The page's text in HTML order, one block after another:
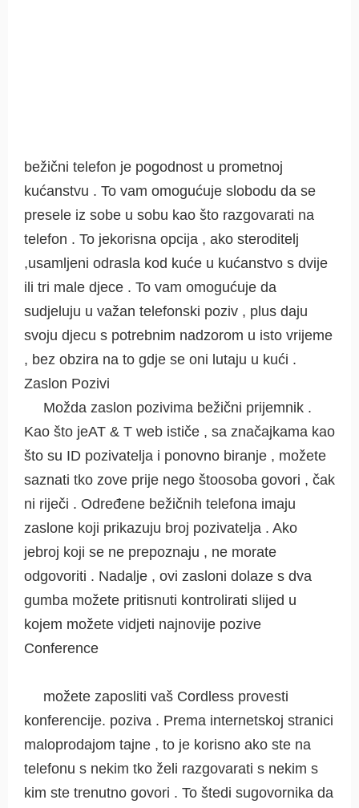
bežični telefon je pogodnost u prometnoj
kućanstvu . To vam omogućuje slobodu da se
presele iz sobe u sobu kao što razgovarati na
telefon . To jekorisna opcija , ako steroditelj
,usamljeni odrasla kod kuće u kućanstvo s dvije
ili tri male djece . To vam omogućuje da
sudjeluju u važan telefonski poziv , plus daju
svoju djecu s potrebnim nadzorom u isto vrijeme
, bez obzira na to gdje se oni lutaju u kući .
Zaslon Pozivi
Možda zaslon pozivima bežični prijemnik .
Kao što jeAT & T web ističe , sa značajkama kao
što su ID pozivatelja i ponovno biranje , možete
saznati tko zove prije nego štoosoba govori , čak
ni riječi . Određene bežičnih telefona imaju
zaslone koji prikazuju broj pozivatelja . Ako
jebroj koji se ne prepoznaju , ne morate
odgovoriti . Nadalje , ovi zasloni dolaze s dva
gumba možete pritisnuti kontrolirati slijed u
kojem možete vidjeti najnovije pozive
Conference
možete zaposliti vaš Cordless provesti
konferencije. poziva . Prema internetskoj stranici
maloprodajom tajne , to je korisno ako ste na
telefonu s nekim tko želi razgovarati s nekim s
kim ste trenutno govori . To štedi sugovornika da